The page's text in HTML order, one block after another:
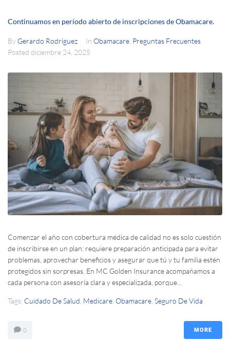
Continuamos en período abierto de inscripciones de Obamacare.
By Gerardo Rodríguez In Obamacare Preguntas Frecuentes
Posted diciembre 24, 2025
Comenzar el año con cobertura médica de calidad no es solo cuestión
de inscribirse en un plan: requiere preparación anticipada para evitar
problemas, aprovechar beneficios y asegurar que tú y tu familia estén
protegidos sin sorpresas. En MC Golden Insurance acompañamos a
cada persona con asesoría clara y especializada, porque...
Tags: Cuidado De Salud Medicare Obamacare Seguro De Vida
0 MORE